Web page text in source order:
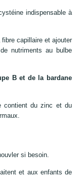
indispensable à
capillaire et ajouter
nutriments au bulbe
B et de la bardane
contient du zinc et du
si besoin.
et aux enfants de